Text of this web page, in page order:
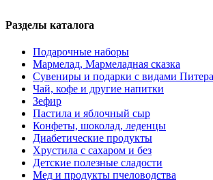
Разделы каталога
Подарочные наборы
Мармелад, Мармеладная сказка
Сувениры и подарки с видами Питера
Чай, кофе и другие напитки
Зефир
Пастила и яблочный сыр
Конфеты, шоколад, леденцы
Диабетические продукты
Хрустила с сахаром и без
Детские полезные сладости
Мед и продукты пчеловодства